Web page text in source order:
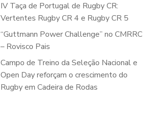
IV Taça de Portugal de Rugby CR:
Vertentes Rugby CR 4 e Rugby CR 5
“Guttmann Power Challenge” no CMRRC
– Rovisco Pais
Campo de Treino da Seleção Nacional e
Open Day reforçam o crescimento do
Rugby em Cadeira de Rodas